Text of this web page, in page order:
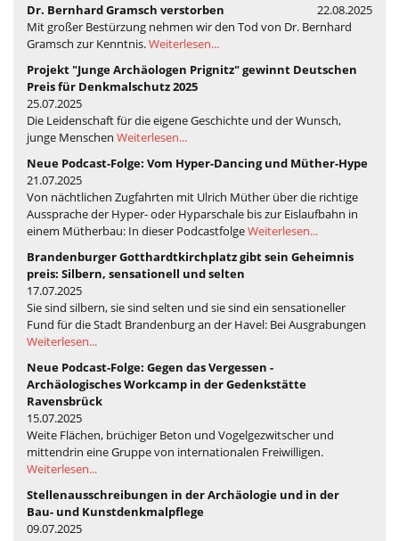
Dr. Bernhard Gramsch verstorben
22.08.2025
Mit großer Bestürzung nehmen wir den Tod von Dr. Bernhard
Gramsch zur Kenntnis.Weiterlesen...
Projekt "Junge Archäologen Prignitz" gewinnt Deutschen
Preis für Denkmalschutz 2025
25.07.2025
Die Leidenschaft für die eigene Geschichte und der Wunsch,
junge Menschen Weiterlesen...
Neue Podcast-Folge: Vom Hyper-Dancing und Müther-Hype
21.07.2025
Von nächtlichen Zugfahrten mit Ulrich Müther über die richtige
Aussprache der Hyper- oder Hyparschale bis zur Eislaufbahn in
einem Mütherbau: In dieser PodcastfolgeWeiterlesen...
Brandenburger Gotthardtkirchplatz gibt sein Geheimnis
preis: Silbern, sensationell und selten
17.07.2025
Sie sind silbern, sie sind selten und sie sind ein sensationeller
Fund für die Stadt Brandenburg an der Havel: Bei Ausgrabungen
Weiterlesen...
Neue Podcast-Folge: Gegen das Vergessen -
Archäologisches Workcamp in der Gedenkstätte
Ravensbrück
15.07.2025
Weite Flächen, brüchiger Beton und Vogelgezwitscher und
mittendrin eine Gruppe von internationalen Freiwilligen.
Weiterlesen...
Stellenausschreibungen in der Archäologie und in der
Bau- und Kunstdenkmalpflege
09.07.2025